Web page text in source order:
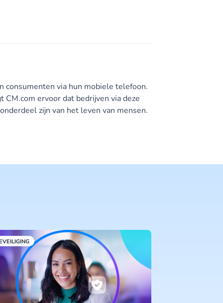
consumenten via hun mobiele telefoon.
ervoor dat bedrijven via deze
zijn van het leven van mensen.